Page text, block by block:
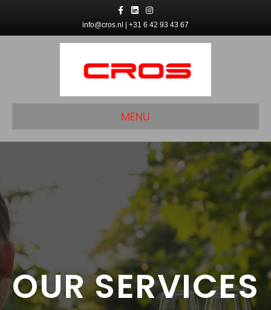
FacebookLinkedinInstagram
info@cros.nl | +31 6 42 93 43 67
MENU
OUR SERVICES